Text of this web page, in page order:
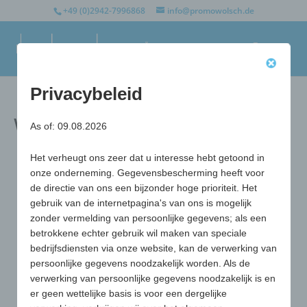
+49 (0)2942-7996868 info@promowolsch.de
Winkelmandje
Privacybeleid
As of: 09.08.2026
Het verheugt ons zeer dat u interesse hebt getoond in
onze onderneming. Gegevensbescherming heeft voor
de directie van ons een bijzonder hoge prioriteit. Het
gebruik van de internetpagina's van ons is mogelijk
zonder vermelding van persoonlijke gegevens; als een
betrokkene echter gebruik wil maken van speciale
bedrijfsdiensten via onze website, kan de verwerking van
persoonlijke gegevens noodzakelijk worden. Als de
verwerking van persoonlijke gegevens noodzakelijk is en
er geen wettelijke basis is voor een dergelijke